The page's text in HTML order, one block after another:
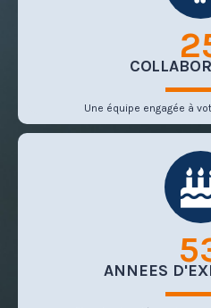
ANNEES
Une équipe engagée à